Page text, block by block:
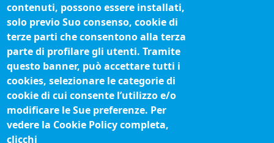
Siti tematici
Biblioteca camerale
Fatturazione elettronica
IBAN pagamenti alla CCIAA
Questionari soddisfazione utenti
Seguici su
contenuti, possono essere installati,
solo previo Suo consenso, cookie di
terze parti che consentono alla terza
parte di profilare gli utenti. Tramite
questo banner, può accettare tutti i
cookies, selezionare le categorie di
cookie di cui consente l’utilizzo e/o
modificare le Sue preferenze. Per
vedere la Cookie Policy completa,
clicchi